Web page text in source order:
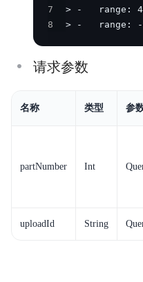
7
8
> -   range: -4
请求参数
名称 类型 参
partNumber Int
uploadId String